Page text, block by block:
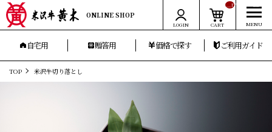
ONLINE SHOP
LOGIN CART
__ITM_CNT__
自宅用 贈答用 価格で探す ご利用ガイド
TOP 米沢牛切り落とし